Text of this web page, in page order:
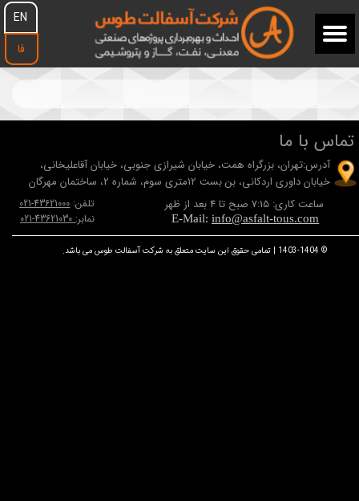
EN
فا
تماس با ما
آدرس:تهران، بزرگراه همت، خيابان شيرازی جنوبی، خيابان آقاعلیخانی،
خيابان داوری اردکانی، بن بست 12متری سوم، شماره 2، ساختمان مهرگان
تلفن:43621000-021
نمابر:43621030-021
ساعت کاری: 7:15 صبح تا 4 بعد از ظهر
E-Mail:info@asfalt-tous.com
© 1403-1404 | تمامی حقوق این سایت متعلق به شرکت آسفالت طوس می باشد.